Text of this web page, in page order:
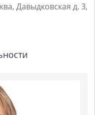
Давыдковская д. 3,